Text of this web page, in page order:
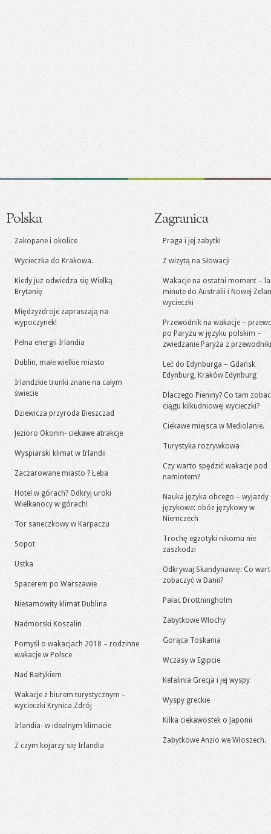
Polska
Zakopane i okolice
Wycieczka do Krakowa.
Kiedy już odwiedza się Wielką
Brytanię
Międzyzdroje zapraszają na
wypoczynek!
Pełna energii Irlandia
Dublin, małe wielkie miasto
Irlandzkie trunki znane na całym
świecie
Dziewicza przyroda Bieszczad
Jezioro Okonin- ciekawe atrakcje
Wyspiarski klimat w Irlandii
Zaczarowane miasto ? Łeba
Hotel w górach? Odkryj uroki
Wielkanocy w górach!
Tor saneczkowy w Karpaczu
Sopot
Ustka
Spacerem po Warszawie
Niesamowity klimat Dublina
Nadmorski Koszalin
Pomyśl o wakacjach 2018 – rodzinne
wakacje w Polsce
Nad Bałtykiem
Wakacje z biurem turystycznym –
wycieczki Krynica Zdrój
Irlandia- w idealnym klimacie
Z czym kojarzy się Irlandia
Zagranica
Praga i jej zabytki
Z wizytą na Słowacji
Wakacje na ostatni moment –
minute do Australii i Nowej
wycieczki
Przewodnik na wakacje –
po Paryżu w języku polskim –
zwiedzanie Paryża z
Leć do Edynburga – Gdańsk
Edynburg, Kraków Edynburg
Dlaczego Pieniny? Co tam
ciągu kilkudniowej wycieczki?
Ciekawe miejsca w Mediolanie.
Turystyka rozrywkowa
Czy warto spędzić wakacje pod
namiotem?
Nauka języka obcego – wyjazdy
językowe: obóz językowy w
Niemczech
Trochę egzotyki nikomu nie
zaszkodzi
Odkrywaj Skandynawię: Co
zobaczyć w Danii?
Pałac Drottningholm
Zabytkowe Włochy
Gorąca Toskania
Wczasy w Egipcie
Kefalinia Grecja i jej wyspy
Wyspy greckie
Kilka ciekawostek o Japonii
Zabytkowe Anzio we Włoszech.